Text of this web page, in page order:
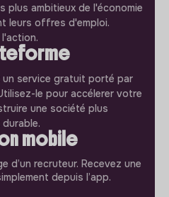
plus ambitieux de l'économie
leurs offres d'emploi.
service gratuit porté par
le pour accélerer votre
une société plus
mobile
d’un recruteur. Recevez une
depuis l’app.